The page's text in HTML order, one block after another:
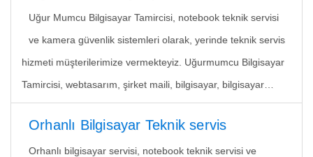
Uğur Mumcu Bilgisayar Tamircisi, notebook teknik servisi
ve kamera güvenlik sistemleri olarak, yerinde teknik servis
hizmeti müşterilerimize vermekteyiz. Uğurmumcu Bilgisayar
Tamircisi, webtasarım, şirket maili, bilgisayar, bilgisayar…
Orhanlı Bilgisayar Teknik servis
Orhanlı bilgisayar servisi, notebook teknik servisi ve